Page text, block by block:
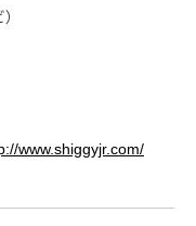
www.shiggyjr.com/